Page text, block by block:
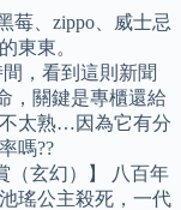
莓、zippo、威士忌
東東。
，看到這則新聞
，關鍵是專櫃還給
太熟…因為它有分
嗎??
（玄幻）】 八百年
瑤公主殺死，一代